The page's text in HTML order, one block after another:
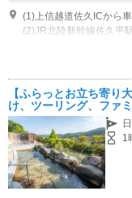
営業：11:00～21:00 （
水曜日、第2・第4金曜
【ふらっとお立ち寄り
け、ツーリング、ファ
ん限定
1